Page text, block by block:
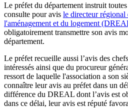
Le préfet du département instruit
consulte pour avis le directeur
l'aménagement et du logement
obligatoirement transmettre son avis
département.
Le préfet recueille aussi l’avis des
intéressés ainsi que du procureur
ressort de laquelle l'association a son
connaître leur avis au préfet dans un
différence du DREAL dont l’avis est
dans ce délai, leur avis est réputé